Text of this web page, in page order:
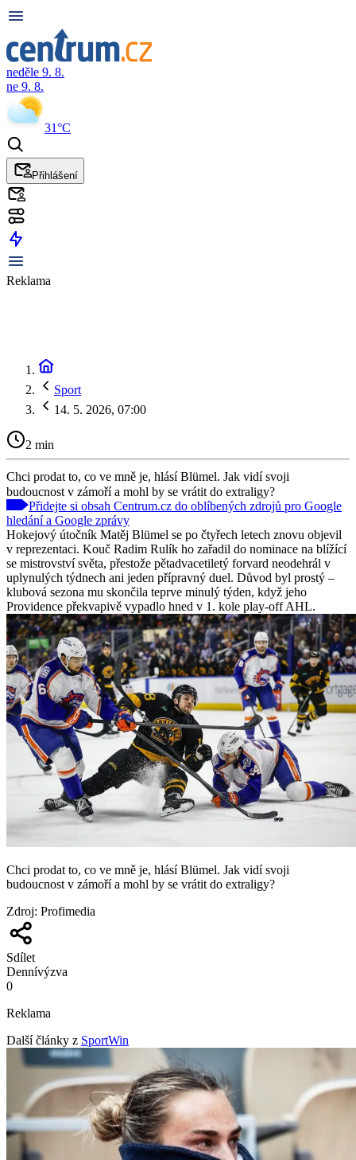
neděle 9. 8.
ne 9. 8.
31°C
Přihlášení
Reklama
Sport
14. 5. 2026, 07:00
2 min
Chci prodat to, co ve mně je, hlásí Blümel. Jak vidí svoji
budoucnost v zámoří a mohl by se vrátit do extraligy?
Přidejte si obsah Centrum.cz do oblíbených zdrojů pro Google
hledání a Google zprávy
Hokejový útočník Matěj Blümel se po čtyřech letech znovu objevil
v reprezentaci. Kouč Radim Rulík ho zařadil do nominace na blížící
se mistrovství světa, přestože pětadvacetiletý forvard neodehrál v
uplynulých týdnech ani jeden přípravný duel. Důvod byl prostý –
klubová sezona mu skončila teprve minulý týden, když jeho
Providence překvapivě vypadlo hned v 1. kole play-off AHL.
Chci prodat to, co ve mně je, hlásí Blümel. Jak vidí svoji
budoucnost v zámoří a mohl by se vrátit do extraligy?
Zdroj: Profimedia
Sdílet
Dennívýzva
0
Reklama
Další články z SportWin